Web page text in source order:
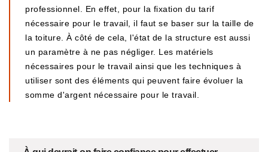
professionnel. En effet, pour la fixation du tarif
nécessaire pour le travail, il faut se baser sur la taille de
la toiture. À côté de cela, l'état de la structure est aussi
un paramètre à ne pas négliger. Les matériels
nécessaires pour le travail ainsi que les techniques à
utiliser sont des éléments qui peuvent faire évoluer la
somme d'argent nécessaire pour le travail.